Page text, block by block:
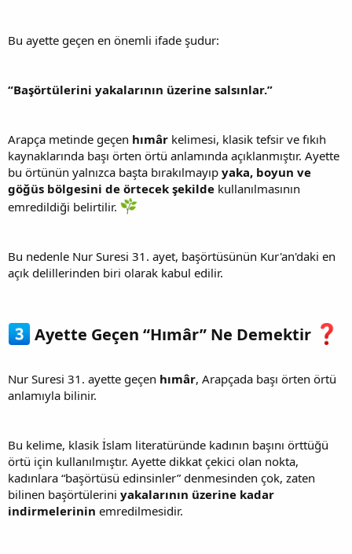
Bu ayette geçen en önemli ifade şudur:
“Başörtülerini yakalarının üzerine salsınlar.”
Arapça metinde geçen hımâr kelimesi, klasik tefsir ve fıkıh
kaynaklarında başı örten örtü anlamında açıklanmıştır. Ayette
bu örtünün yalnızca başta bırakılmayıp yaka, boyun ve
göğüs bölgesini de örtecek şekilde kullanılmasının
emredildiği belirtilir.
Bu nedenle Nur Suresi 31. ayet, başörtüsünün Kur'an'daki en
açık delillerinden biri olarak kabul edilir.
Ayette Geçen “Hımâr” Ne Demektir
Nur Suresi 31. ayette geçen hımâr, Arapçada başı örten örtü
anlamıyla bilinir.
Bu kelime, klasik İslam literatüründe kadının başını örttüğü
örtü için kullanılmıştır. Ayette dikkat çekici olan nokta,
kadınlara “başörtüsü edinsinler” denmesinden çok, zaten
bilinen başörtülerini yakalarının üzerine kadar
indirmelerinin emredilmesidir.